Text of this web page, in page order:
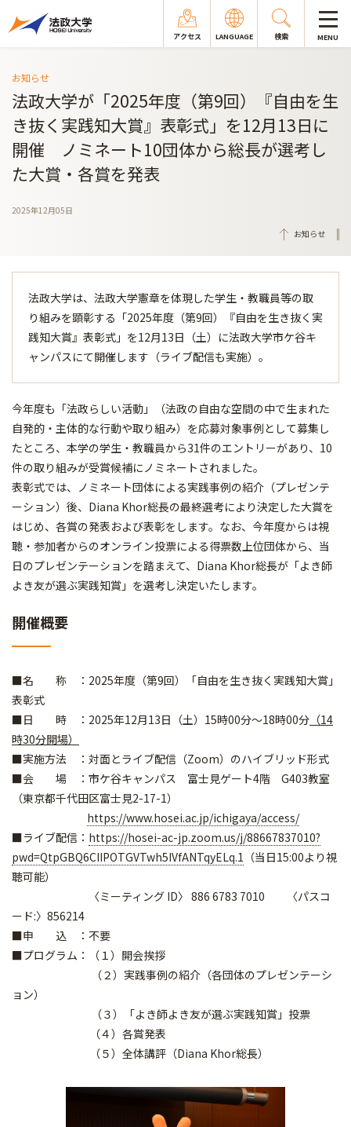
アクセス LANGUAGE 検索 MENU
お知らせ
法政大学が「2025年度（第9回）『自由を生
き抜く実践知大賞』表彰式」を12月13日に
開催 ノミネート10団体から総長が選考し
た大賞・各賞を発表
2025年12月05日
お知らせ
法政大学は、法政大学憲章を体現した学生・教職員等の取
り組みを顕彰する「2025年度（第9回）『自由を生き抜く実
践知大賞』表彰式」を12月13日（土）に法政大学市ケ谷キ
ャンパスにて開催します（ライブ配信も実施）。
今年度も「法政らしい活動」（法政の自由な空間の中で生まれた
自発的・主体的な行動や取り組み）を応募対象事例として募集し
たところ、本学の学生・教職員から31件のエントリーがあり、10
件の取り組みが受賞候補にノミネートされました。
表彰式では、ノミネート団体による実践事例の紹介（プレゼンテ
ーション）後、Diana Khor総長の最終選考により決定した大賞を
はじめ、各賞の発表および表彰をします。なお、今年度からは視
聴・参加者からのオンライン投票による得票数上位団体から、当
日のプレゼンテーションを踏まえて、Diana Khor総長が「よき師
よき友が選ぶ実践知賞」を選考し決定いたします。
開催概要
■名 称 ：2025年度（第9回）「自由を生き抜く実践知大賞」
表彰式
■日 時 ：2025年12月13日（土）15時00分～18時00分 （14
時30分開場）
■実施方法 ：対面とライブ配信（Zoom）のハイブリッド形式
■会 場 ：市ケ谷キャンパス 富士見ゲート4階 G403教室
（東京都千代田区富士見2-17-1）
https://www.hosei.ac.jp/ichigaya/access/
■ライブ配信： https://hosei-ac-jp.zoom.us/j/88667837010?
pwd=QtpGBQ6CIIPOTGVTwh5IVfANTqyELq.1 （当日15:00より視
聴可能）
〈ミーティング ID〉 886 6783 7010 〈パスコ
ード:〉856214
■申 込 ：不要
■プログラム：（１）開会挨拶
（２）実践事例の紹介（各団体のプレゼンテーシ
ョン）
（３）「よき師よき友が選ぶ実践知賞」投票
（４）各賞発表
（５）全体講評（Diana Khor総長）